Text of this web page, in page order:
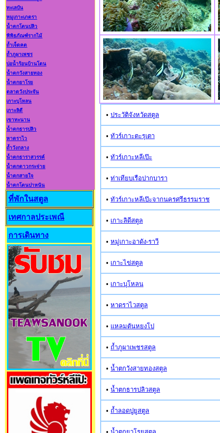
ทะเลบัน
หมูเกาะเภตรา
น้ำตกโตนปลิว
พิพิธภัณฑ์รากไม้
ถ้ำเจ็ดคต
ถ้ำภูผาเพชร
บ่อน้ำร้อนบ้านโตน
น้ำตกวังสายทอง
น้ำตกยาโรย
ตลาดวังประจัน
เกาะบุโหลน
เกาะลิดี
เขาทะนาน
น้ำตกธารปลิว
หาดราไว
ถ้ำวังกลาง
น้ำตกธาราสวรรค์
น้ำตกดาวกระจ่าย
น้ำตกสายใจ
น้ำตกโตนปาหนัน
ที่พักในสตูล
เทศกาลประเพณี
การเดินทาง
• ประวัติจังหวัดสตูล
• ทัวร์เกาะตะรุเตา
• ทัวร์เกาะหลีเป๊ะ
• ท่าเทียบเรือปากบารา
• ทัวร์เกาะหลีเป๊ะจากนครศรีธรรมราช
• เกาะลิดีสตูล
• หมู่เกาะอาดัง-ราวี
• เกาะไข่สตูล
• เกาะบุโหลน
• หาดราไวสตูล
• แหลมตันหยงโป
• ถ้ำภูผาเพชรสตูล
• น้ำตกวังสายทองสตูล
• น้ำตกธารปลิวสตูล
• ถ้ำลอดปูยูสตูล